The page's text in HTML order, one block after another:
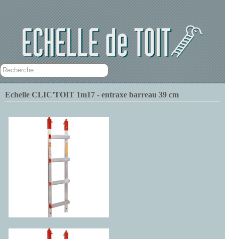
Rechercher
Echelle CLIC'TOIT 1m17 - entraxe barreau 39 cm